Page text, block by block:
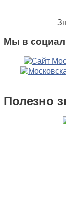
Мы в
Полезно